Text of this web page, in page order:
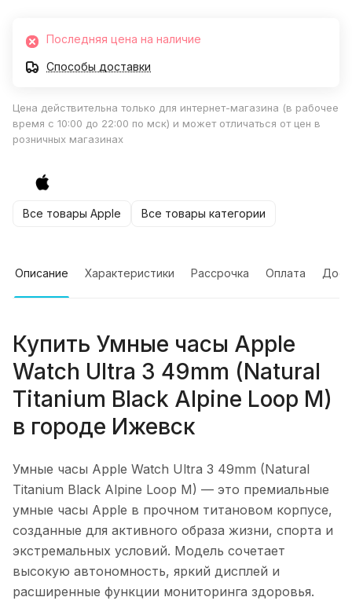
Последняя цена на наличие
Способы доставки
Цена действительна только для интернет-магазина (в рабочее
время с 10:00 до 22:00 по мск) и может отличаться от цен в
розничных магазинах
Все товары Apple Все товары категории
Описание Характеристики Рассрочка Оплата
Купить Умные часы Apple
Watch Ultra 3 49mm (Natural
Titanium Black Alpine Loop M)
в городе Ижевск
Умные часы Apple Watch Ultra 3 49mm (Natural
Titanium Black Alpine Loop M) — это премиальные
умные часы Apple в прочном титановом корпусе,
созданные для активного образа жизни, спорта и
экстремальных условий. Модель сочетает
высокую автономность, яркий дисплей и
расширенные функции мониторинга здоровья.